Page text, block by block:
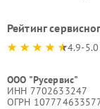
Рейтинг
4.9-5.0
ООО "Русервис"
ИНН 7702633247
ОГРН